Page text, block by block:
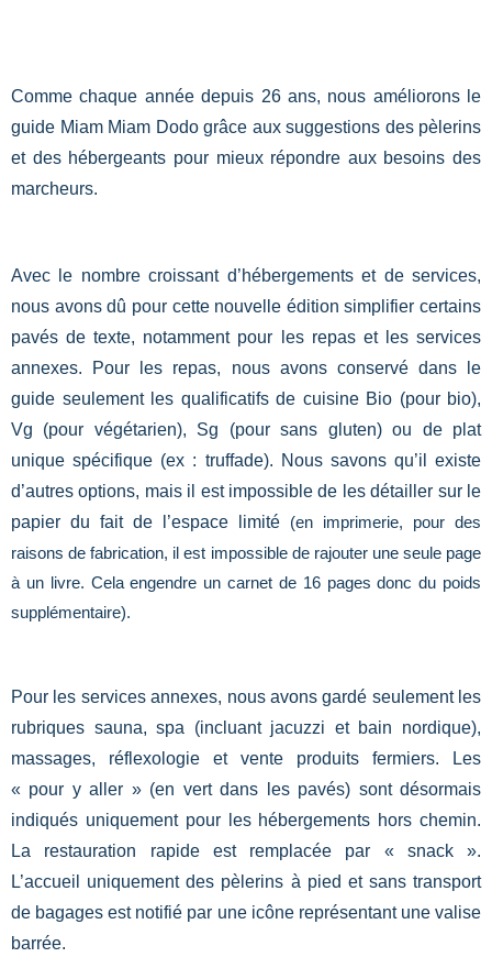
Comme chaque année depuis 26 ans, nous améliorons le
guide Miam Miam Dodo grâce aux suggestions des pèlerins
et des hébergeants pour mieux répondre aux besoins des
marcheurs.
Avec le nombre croissant d’hébergements et de services,
nous avons dû pour cette nouvelle édition simplifier certains
pavés de texte, notamment pour les repas et les services
annexes. Pour les repas, nous avons conservé dans le
guide seulement les qualificatifs de cuisine Bio (pour bio),
Vg (pour végétarien), Sg (pour sans gluten) ou de plat
unique spécifique (ex : truffade). Nous savons qu’il existe
d’autres options, mais il est impossible de les détailler sur le
papier du fait de l’espace limité (en imprimerie, pour des
raisons de fabrication, il est impossible de rajouter une seule page
à un livre. Cela engendre un carnet de 16 pages donc du poids
supplémentaire).
Pour les services annexes, nous avons gardé seulement les
rubriques sauna, spa (incluant jacuzzi et bain nordique),
massages, réflexologie et vente produits fermiers. Les
« pour y aller » (en vert dans les pavés) sont désormais
indiqués uniquement pour les hébergements hors chemin.
La restauration rapide est remplacée par « snack ».
L’accueil uniquement des pèlerins à pied et sans transport
de bagages est notifié par une icône représentant une valise
barrée.